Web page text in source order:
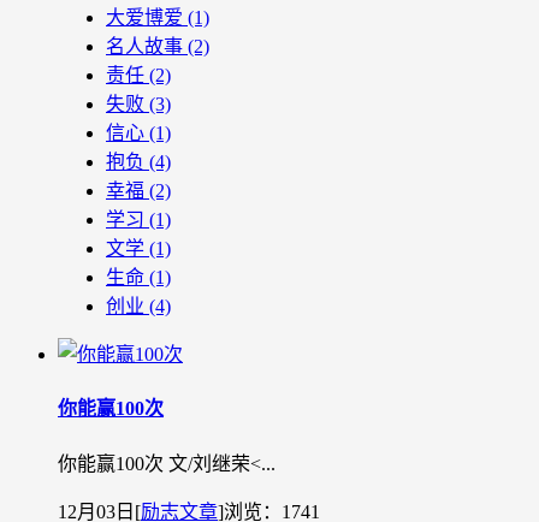
大爱博爱 (1)
名人故事 (2)
责任 (2)
失败 (3)
信心 (1)
抱负 (4)
幸福 (2)
学习 (1)
文学 (1)
生命 (1)
创业 (4)
你能赢100次
你能赢100次 文/刘继荣˂...
12月03日 [励志文章]浏览：1741